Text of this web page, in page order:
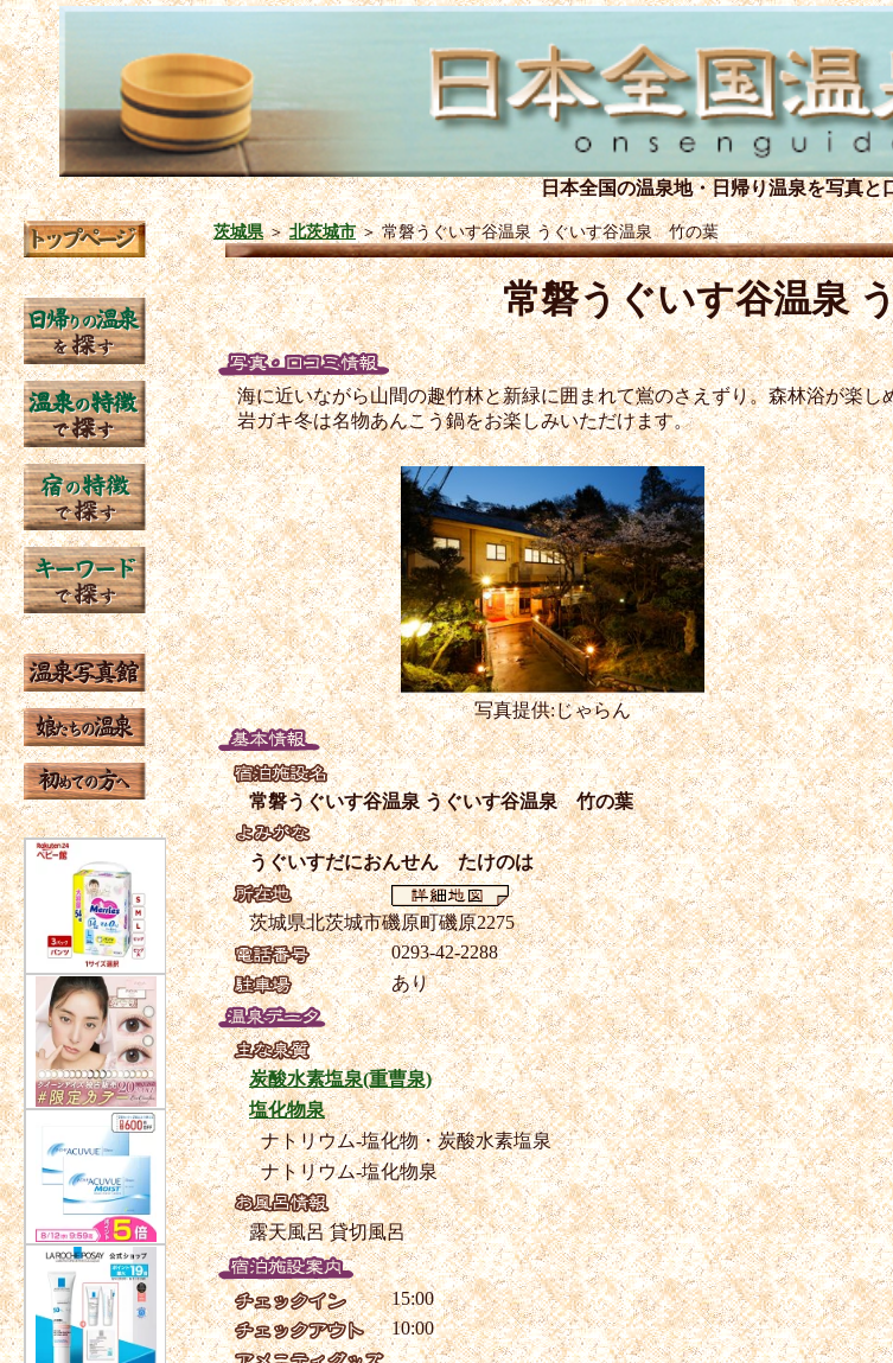
日本全国の温泉地・日帰り温泉を写真と
茨城県＞北茨城市＞常磐うぐいす谷温泉 うぐいす谷温泉 竹の葉
常磐うぐいす谷温泉
海に近いながら山間の趣竹林と新緑に囲まれて鴬のさえずり。森林浴が楽
岩ガキ冬は名物あんこう鍋をお楽しみいただけます。
写真提供:じゃらん
常磐うぐいす谷温泉 うぐいす谷温泉 竹の葉
うぐいすだにおんせん たけのは
茨城県北茨城市磯原町磯原2275
0293-42-2288
あり
炭酸水素塩泉(重曹泉)
塩化物泉
ナトリウム-塩化物・炭酸水素塩泉
ナトリウム-塩化物泉
露天風呂貸切風呂
15:00
10:00